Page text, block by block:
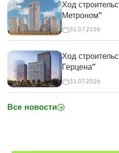
Ход
Метроном"
31.07.2026
Ход
Герцена"
31.07.2026
Все новости